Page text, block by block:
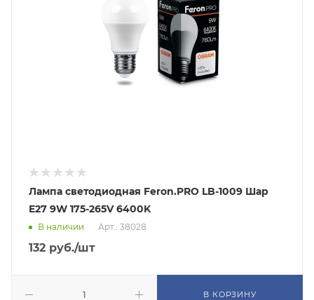
Лампа светодиодная Feron.PRO LB-1009 Шар
E27 9W 175-265V 6400K
В наличии Арт.: 38028
132 руб./шт
В КОРЗИНУ